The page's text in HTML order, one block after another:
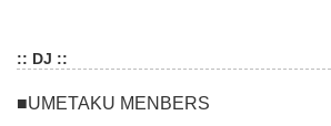
:: DJ ::
■UMETAKU MENBERS